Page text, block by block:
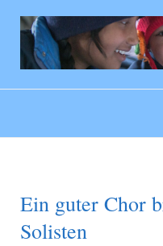
Ein guter Chor
Solisten